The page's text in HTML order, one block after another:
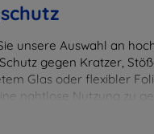
unsere Auswahl an
gegen Kratzer,
Glas oder flexibler
nahtlose Nutzung zu